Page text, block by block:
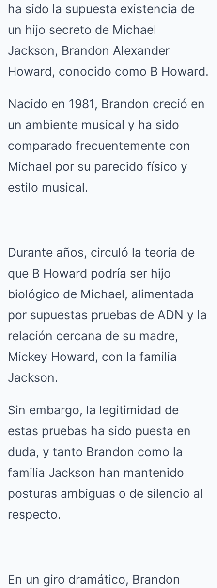
ha sido la supuesta existencia de
un hijo secreto de Michael
Jackson, Brandon Alexander
Howard, conocido como B Howard.
Nacido en 1981, Brandon creció en
un ambiente musical y ha sido
comparado frecuentemente con
Michael por su parecido físico y
estilo musical.
Durante años, circuló la teoría de
que B Howard podría ser hijo
biológico de Michael, alimentada
por supuestas pruebas de ADN y la
relación cercana de su madre,
Mickey Howard, con la familia
Jackson.
Sin embargo, la legitimidad de
estas pruebas ha sido puesta en
duda, y tanto Brandon como la
familia Jackson han mantenido
posturas ambiguas o de silencio al
respecto.
En un giro dramático, Brandon